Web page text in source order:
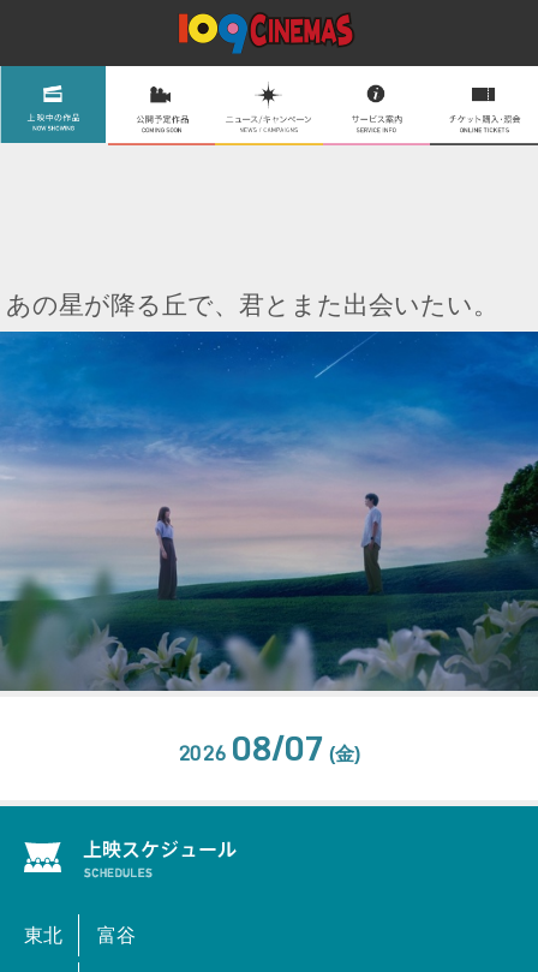
あの星が降る丘で、君とまた出会いたい。
2026 08/07 (金)
東北 富谷